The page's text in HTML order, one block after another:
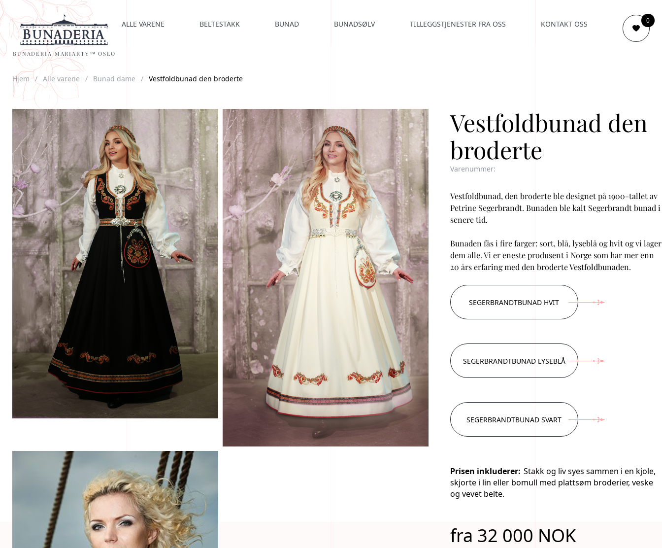
BUNADERIA MARIARTY™ OSLO
ALLE VARENE BELTESTAKK BUNAD BUNADSØLV TILLEGGSTJENESTER FRA OSS KONTAKT OSS 0
Hjem / Alle varene / Bunad dame / Vestfoldbunad den broderte
Vestfoldbunad den
broderte
Varenummer:
Vestfoldbunad, den broderte ble designet på 1900-tallet av
Petrine Segerbrandt. Bunaden ble kalt Segerbrandt bunad i
senere tid.
Bunaden fås i fire farger: sort, blå, lyseblå og hvit og vi lager
dem alle. Vi er eneste produsent i Norge som har mer enn
20 års erfaring med den broderte Vestfoldbunaden.
SEGERBRANDTBUNAD HVIT
SEGERBRANDTBUNAD LYSEBLÅ
SEGERBRANDTBUNAD SVART
Prisen inkluderer: Stakk og liv syes sammen i en kjole,
skjorte i lin eller bomull med plattsøm broderier, veske
og vevet belte.
fra 32 000 NOK